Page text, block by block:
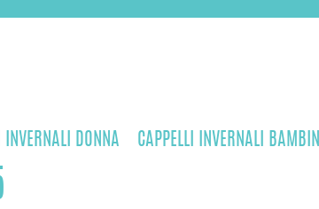
INVERNALI DONNA CAPPELLI INVERNALI BAMBINI